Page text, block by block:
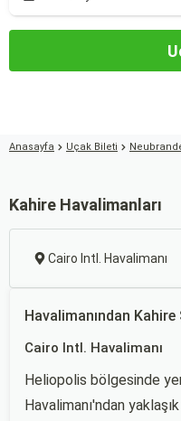
Anasayfa Uçak Bileti
Kahire Havalimanları
Cairo Intl. Havalimanı
Havalimanından
Cairo Intl. Havalimanı
Heliopolis bölgesinde
Havalimanı'ndan